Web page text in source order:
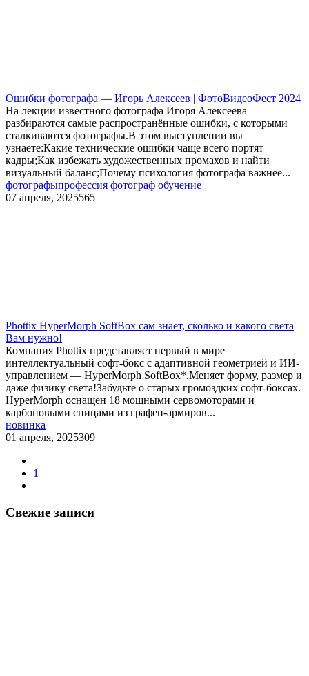
Ошибки фотографа — Игорь Алексеев | ФотоВидеоФест 2024
На лекции известного фотографа Игоря Алексеева
разбираются самые распространённые ошибки, с которыми
сталкиваются фотографы.В этом выступлении вы
узнаете:Какие технические ошибки чаще всего портят
кадры;Как избежать художественных промахов и найти
визуальный баланс;Почему психология фотографа важнее...
фотографыпрофессия фотограф обучение
07 апреля, 2025565
​Phottix HyperMorph SoftBox сам знает, сколько и какого света
Вам нужно!
Компания Phottix представляет первый в мире
интеллектуальный софт-бокс с адаптивной геометрией и ИИ-
управлением — HyperMorph SoftBox*.Меняет форму, размер и
даже физику света!Забудьте о старых громоздких софт-боксах.
HyperMorph оснащен 18 мощными сервомоторами и
карбоновыми спицами из графен-армиров...
новинка
01 апреля, 2025309
1
Свежие записи